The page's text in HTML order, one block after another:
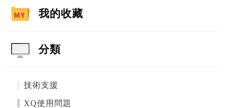
我的收藏
分類
技術支援
XQ使用問題